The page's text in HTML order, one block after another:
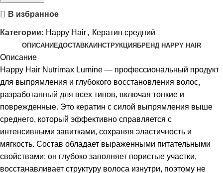
В избранное
Категории: Happy Hair, Кератин средний
ОПИСАНИЕДОСТАВКАИНСТРУКЦИЯБРЕНД HAPPY HAIR
Описание
Happy Hair Nutrimax Lumine — профессиональный продукт
для выпрямления и глубокого восстановления волос,
разработанный для всех типов, включая тонкие и
поврежденные. Это кератин с силой выпрямления выше
среднего, который эффективно справляется с
интенсивными завитками, сохраняя эластичность и
мягкость. Состав обладает выраженными питательными
свойствами: он глубоко заполняет пористые участки,
восстанавливает структуру волоса изнутри, поэтому не